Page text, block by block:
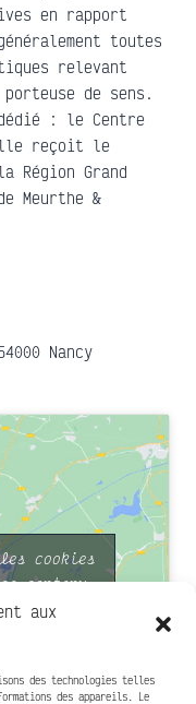
aux
des technologies telles
des appareils. Le
en rapport
toutes
relevant
de sens.
: le Centre
reçoit le
Région Grand
Meurthe &
Nancy
cookies
contenu